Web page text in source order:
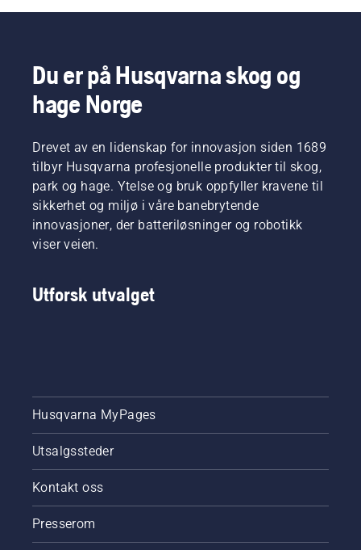
Du er på Husqvarna skog og
hage Norge
Drevet av en lidenskap for innovasjon siden 1689
tilbyr Husqvarna profesjonelle produkter til skog,
park og hage. Ytelse og bruk oppfyller kravene til
sikkerhet og miljø i våre banebrytende
innovasjoner, der batteriløsninger og robotikk
viser veien.
Utforsk utvalget
Husqvarna MyPages
Utsalgssteder
Kontakt oss
Presserom